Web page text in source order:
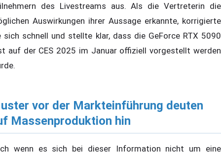
des Livestreams aus. Als die Vertreterin die
Auswirkungen ihrer Aussage erkannte, korrigierte
sich schnell und stellte klar, dass die GeForce RTX 5090
auf der CES 2025 im Januar offiziell vorgestellt werden
vor der Markteinführung deuten
Massenproduktion hin
wenn es sich bei dieser Information nicht um eine